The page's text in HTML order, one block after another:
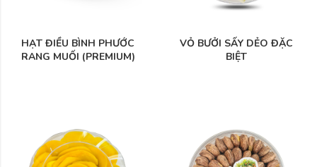
HẠT ĐIỀU BÌNH PHƯỚC
RANG MUỐI (PREMIUM)
VỎ BƯỞI SẤY DẺO ĐẶC
BIỆT